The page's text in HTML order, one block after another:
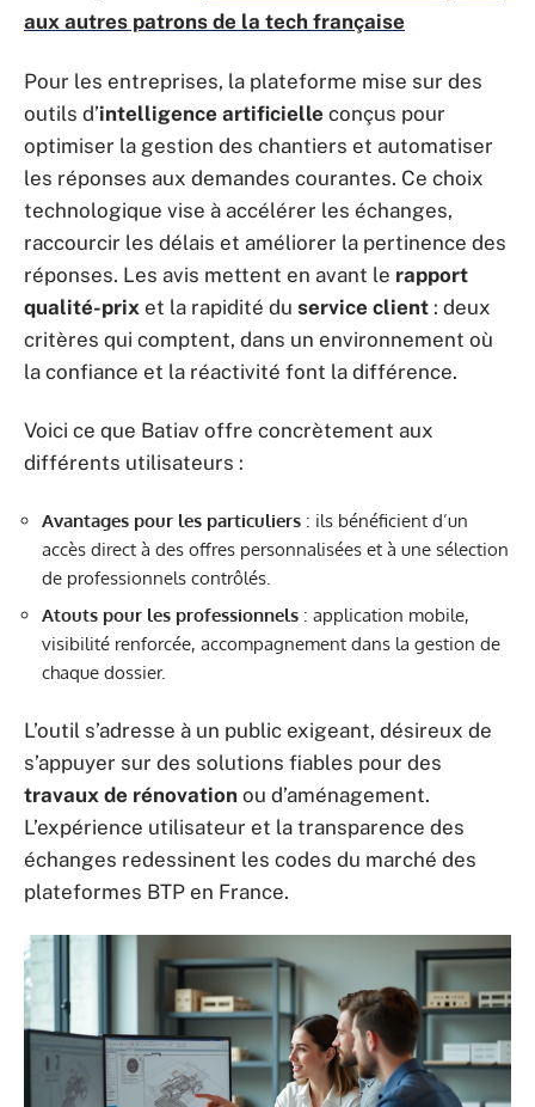
aux autres patrons de la tech française
Pour les entreprises, la plateforme mise sur des
outils d’intelligence artificielle conçus pour
optimiser la gestion des chantiers et automatiser
les réponses aux demandes courantes. Ce choix
technologique vise à accélérer les échanges,
raccourcir les délais et améliorer la pertinence des
réponses. Les avis mettent en avant le rapport
qualité-prix et la rapidité du service client : deux
critères qui comptent, dans un environnement où
la confiance et la réactivité font la différence.
Voici ce que Batiav offre concrètement aux
différents utilisateurs :
Avantages pour les particuliers : ils bénéficient d’un
accès direct à des offres personnalisées et à une sélection
de professionnels contrôlés.
Atouts pour les professionnels : application mobile,
visibilité renforcée, accompagnement dans la gestion de
chaque dossier.
L’outil s’adresse à un public exigeant, désireux de
s’appuyer sur des solutions fiables pour des
travaux de rénovation ou d’aménagement.
L’expérience utilisateur et la transparence des
échanges redessinent les codes du marché des
plateformes BTP en France.